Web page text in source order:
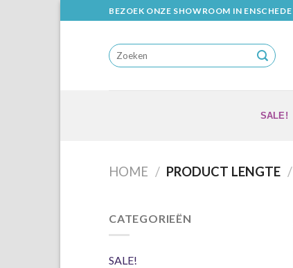
to
BEZOEK ONZE SHOWROOM IN ENSCHEDE
SALE!
HOME / PRODUCT LENGTE /
CATEGORIEËN
SALE!